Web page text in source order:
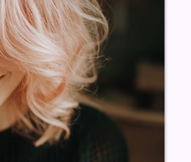
Antworten suchen - Sie